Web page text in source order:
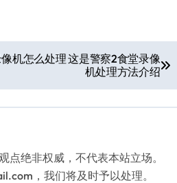
机怎么处理 这是警察2食堂录像
机处理方法介绍
点绝非权威，不代表本站立场。
，我们将及时予以处理。